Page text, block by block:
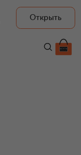
Открыть
10 350 ₽